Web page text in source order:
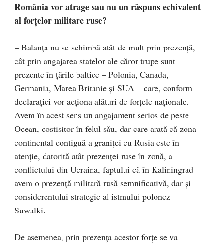
România vor atrage sau nu un răspuns echivalent
al forțelor militare ruse?
– Balanța nu se schimbă atât de mult prin prezență,
cât prin angajarea statelor ale căror trupe sunt
prezente în țările baltice – Polonia, Canada,
Germania, Marea Britanie și SUA – care, conform
declarației vor acționa alături de forțele naționale.
Avem în acest sens un angajament serios de peste
Ocean, costisitor în felul său, dar care arată că zona
continental contiguă a graniței cu Rusia este în
atenție, datorită atât prezenței ruse în zonă, a
conflictului din Ucraina, faptului că în Kaliningrad
avem o prezență militară rusă semnificativă, dar și
considerentului strategic al istmului polonez
Suwalki.
De asemenea, prin prezența acestor forțe se va